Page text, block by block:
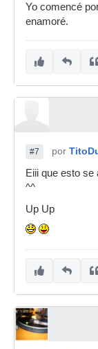
Yo comencé
enamoré.
#7 por
Eiii que esto
^^
Up Up